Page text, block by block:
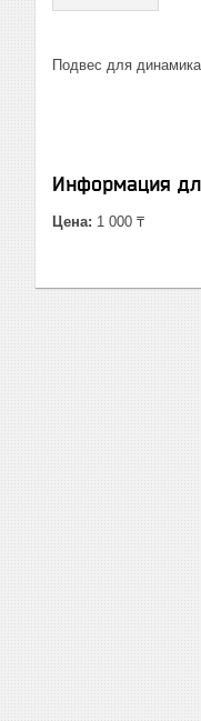
Подвес для
Информация
Цена: 1 000 ₸